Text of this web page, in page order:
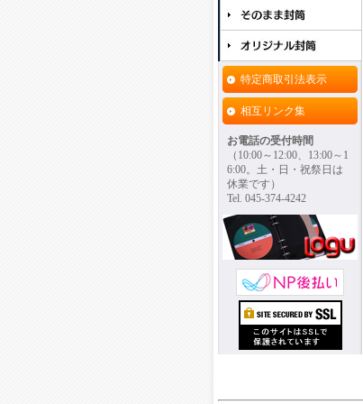
特定商取引法表示
相互リンク集
お電話の受付時間
（10:00～12:00、13:00～1
6:00。土・日・祝祭日は
休業です）
Tel. 045-374-4242